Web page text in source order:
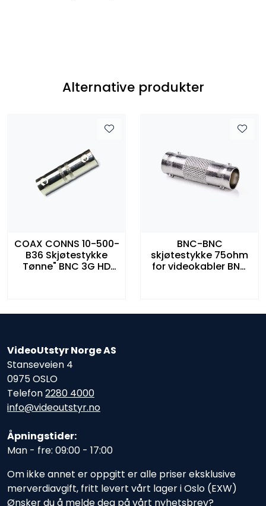
Alternative produkter
COAX CONNS 10-500-
B36 Skjøtestykke
Tønne" BNC 3G HD
BNC-BNC
skjøtestykke 75ohm
for videokabler BNC
VideoUtstyr Norge AS
Stanseveien 4
0975 OSLO
Telefon2280 4000
info@videoutstyr.no
Åpningstider:
Man - fre: 09:00 - 17:00
Om ikke annet er oppgitt er alle priser eksklusive
merverdiavgift, fritt levert vårt lager i Oslo (EXW)
Ønsker du å melde deg på vårt nyhetsbrev?